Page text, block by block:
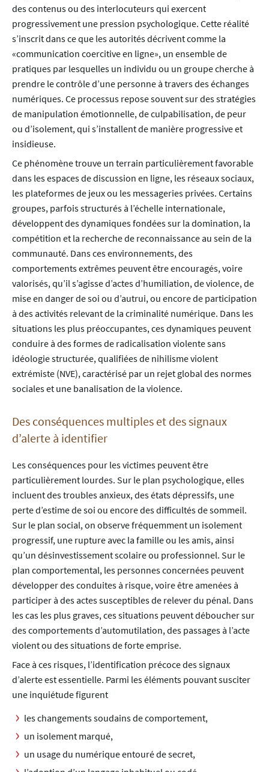
des contenus ou des interlocuteurs qui exercent
progressivement une pression psychologique. Cette réalité
s’inscrit dans ce que les autorités décrivent comme la
«communication coercitive en ligne», un ensemble de
pratiques par lesquelles un individu ou un groupe cherche à
prendre le contrôle d’une personne à travers des échanges
numériques. Ce processus repose souvent sur des stratégies
de manipulation émotionnelle, de culpabilisation, de peur
ou d’isolement, qui s’installent de manière progressive et
insidieuse.
Ce phénomène trouve un terrain particulièrement favorable
dans les espaces de discussion en ligne, les réseaux sociaux,
les plateformes de jeux ou les messageries privées. Certains
groupes, parfois structurés à l’échelle internationale,
développent des dynamiques fondées sur la domination, la
compétition et la recherche de reconnaissance au sein de la
communauté. Dans ces environnements, des
comportements extrêmes peuvent être encouragés, voire
valorisés, qu’il s’agisse d’actes d’humiliation, de violence, de
mise en danger de soi ou d’autrui, ou encore de participation
à des activités relevant de la criminalité numérique. Dans les
situations les plus préoccupantes, ces dynamiques peuvent
conduire à des formes de radicalisation violente sans
idéologie structurée, qualifiées de nihilisme violent
extrémiste (NVE), caractérisé par un rejet global des normes
sociales et une banalisation de la violence.
Des conséquences multiples et des signaux
d’alerte à identifier
Les conséquences pour les victimes peuvent être
particulièrement lourdes. Sur le plan psychologique, elles
incluent des troubles anxieux, des états dépressifs, une
perte d’estime de soi ou encore des difficultés de sommeil.
Sur le plan social, on observe fréquemment un isolement
progressif, une rupture avec la famille ou les amis, ainsi
qu’un désinvestissement scolaire ou professionnel. Sur le
plan comportemental, les personnes concernées peuvent
développer des conduites à risque, voire être amenées à
participer à des actes susceptibles de relever du pénal. Dans
les cas les plus graves, ces situations peuvent déboucher sur
des comportements d’automutilation, des passages à l’acte
violent ou des situations de forte emprise.
Face à ces risques, l’identification précoce des signaux
d’alerte est essentielle. Parmi les éléments pouvant susciter
une inquiétude figurent
les changements soudains de comportement,
un isolement marqué,
un usage du numérique entouré de secret,